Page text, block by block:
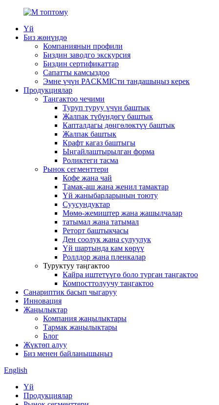
Үй
Биз жөнүндө
Компаниянын профили
Биздин заводго экскурсия
Биздин сертификаттар
Сапатты камсыздоо
Эмне үчүн PACKMICти тандашыңыз керек
Продукциялар
Таңгактоо чечими
Туруп туруу үчүн баштык
Жалпак түбүндөгү баштык
Капталдагы дөңгөлөктүү баштык
Жалпак баштык
Крафт кагаз баштыгы
Ыңгайлаштырылган форма
Роликтеги тасма
Рынок сегменттери
Кофе жана чай
Тамак-аш жана жеңил тамактар
Үй жаныбарларынын тоюту
Суусундуктар
Мөмө-жемиштер жана жашылчалар
татымал жана татымал
Реторт баштыкчасы
Ден соолук жана сулуулук
Үй шартында кам көрүү
Роллдор жана пленкалар
Туруктуу таңгактоо
Кайра иштетүүгө боло турган таңгактоо
Компосттолуучу таңгактоо
Санариптик басып чыгаруу
Инновация
Жаңылыктар
Компания жаңылыктары
Тармак жаңылыктары
Блог
Жүктөп алуу
Биз менен байланышыңыз
English
Үй
Продукциялар